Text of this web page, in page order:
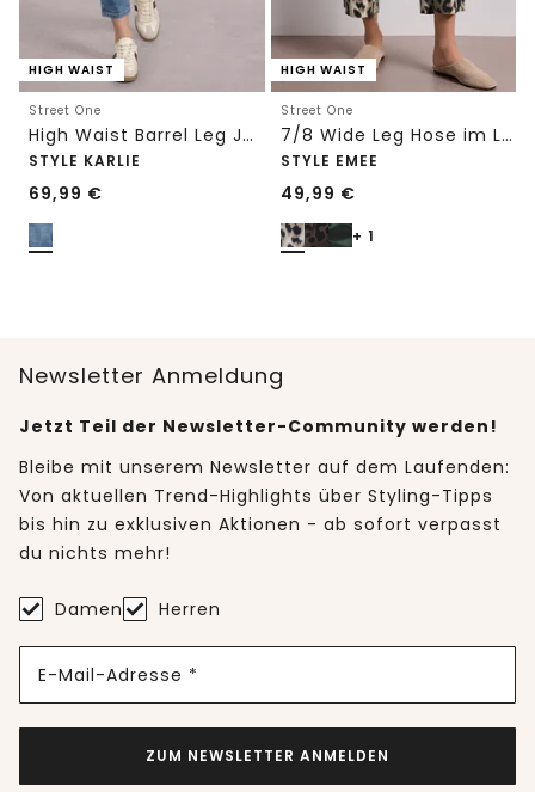
HIGH WAIST
Street One
High Waist Barrel Leg Jeans im Loose Fit
STYLE KARLIE
69,99 €
HIGH WAIST
Street One
7/8 Wide Leg Hose im Loose Fit mit Print
STYLE EMEE
49,99 €
+ 1
Newsletter Anmeldung
Jetzt Teil der Newsletter-Community werden!
Bleibe mit unserem Newsletter auf dem Laufenden:
Von aktuellen Trend-Highlights über Styling-Tipps
bis hin zu exklusiven Aktionen - ab sofort verpasst
du nichts mehr!
Damen Herren
E-Mail-Adresse *
ZUM NEWSLETTER ANMELDEN